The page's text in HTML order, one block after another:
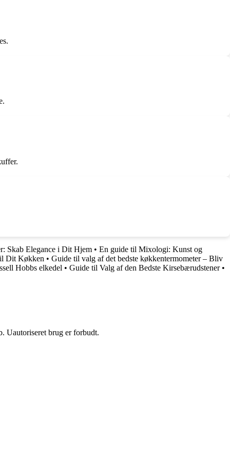
Skab Elegance i Dit Hjem • En guide til Mixologi: Kunst og
Dit Køkken • Guide til valg af det bedste køkkentermometer – Bliv
Hobbs elkedel • Guide til Valg af den Bedste Kirsebærudstener•
Uautoriseret brug er forbudt.